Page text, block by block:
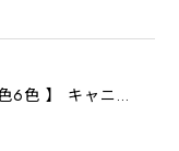
【 チワワ スムース 毛色6色 】 キャニスター 保存容器 お家用 プレゼント 犬 ペット うちの子 犬グッズ